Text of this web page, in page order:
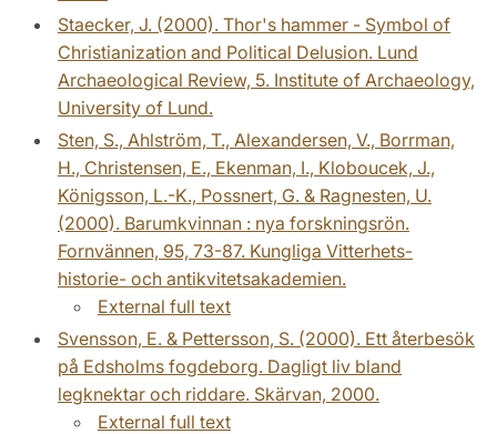
Staecker, J. (2000). Thor's hammer - Symbol of
Christianization and Political Delusion. Lund
Archaeological Review, 5. Institute of Archaeology,
University of Lund.
Sten, S., Ahlström, T., Alexandersen, V., Borrman,
H., Christensen, E., Ekenman, I., Kloboucek, J.,
Königsson, L.-K., Possnert, G. & Ragnesten, U.
(2000). Barumkvinnan : nya forskningsrön.
Fornvännen, 95, 73-87. Kungliga Vitterhets-
historie- och antikvitetsakademien.
External full text
Svensson, E. & Pettersson, S. (2000). Ett återbesök
på Edsholms fogdeborg. Dagligt liv bland
legknektar och riddare. Skärvan, 2000.
External full text